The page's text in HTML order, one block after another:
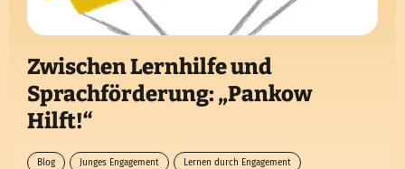
Zwischen Lernhilfe und
Sprachförderung: „Pankow
Hilft!“
Blog Junges Engagement Lernen durch Engagement